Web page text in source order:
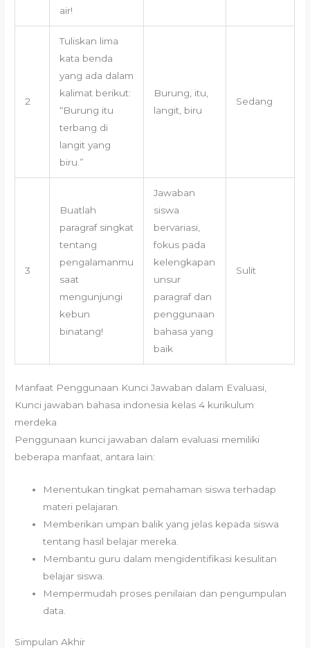
air!
2
Tuliskan lima
kata benda
yang ada dalam
kalimat berikut:
“Burung itu
terbang di
langit yang
biru.”
Burung, itu,
langit, biru
Sedang
3
Buatlah
paragraf singkat
tentang
pengalamanmu
saat
mengunjungi
kebun
binatang!
Jawaban
siswa
bervariasi,
fokus pada
kelengkapan
unsur
paragraf dan
penggunaan
bahasa yang
baik
Sulit
Manfaat Penggunaan Kunci Jawaban dalam Evaluasi,
Kunci jawaban bahasa indonesia kelas 4 kurikulum
merdeka
Penggunaan kunci jawaban dalam evaluasi memiliki
beberapa manfaat, antara lain:
Menentukan tingkat pemahaman siswa terhadap
materi pelajaran.
Memberikan umpan balik yang jelas kepada siswa
tentang hasil belajar mereka.
Membantu guru dalam mengidentifikasi kesulitan
belajar siswa.
Mempermudah proses penilaian dan pengumpulan
data.
Simpulan Akhir